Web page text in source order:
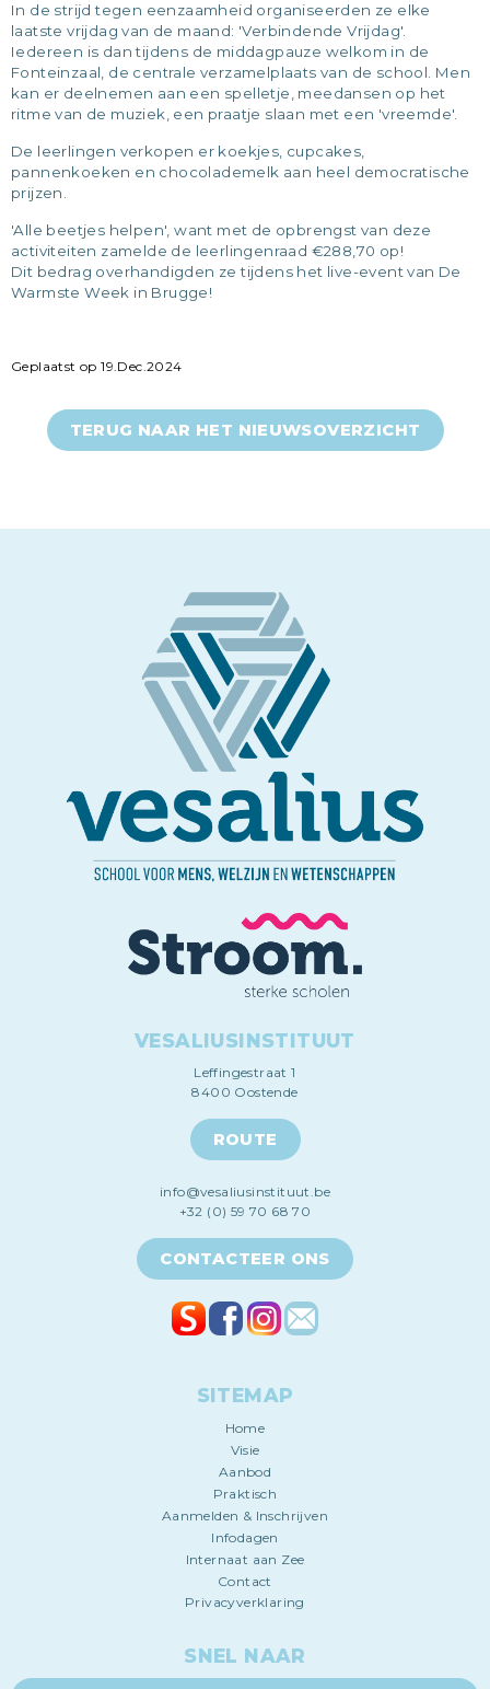
In de strijd tegen eenzaamheid organiseerden ze elke
laatste vrijdag van de maand: 'Verbindende Vrijdag'.
Iedereen is dan tijdens de middagpauze welkom in de
Fonteinzaal, de centrale verzamelplaats van de school. Men
kan er deelnemen aan een spelletje, meedansen op het
ritme van de muziek, een praatje slaan met een 'vreemde'.
De leerlingen verkopen er koekjes, cupcakes,
pannenkoeken en chocolademelk aan heel democratische
prijzen.
'Alle beetjes helpen', want met de opbrengst van deze
activiteiten zamelde de leerlingenraad €288,70 op!
Dit bedrag overhandigden ze tijdens het live-event van De
Warmste Week in Brugge!
Geplaatst op 19.Dec.2024
TERUG NAAR HET NIEUWSOVERZICHT
VESALIUSINSTITUUT
Leffingestraat 1
8400 Oostende
ROUTE
info@vesaliusinstituut.be
+32 (0) 59 70 68 70
CONTACTEER ONS
SITEMAP
Home
Visie
Aanbod
Praktisch
Aanmelden & Inschrijven
Infodagen
Internaat aan Zee
Contact
Privacyverklaring
SNEL NAAR